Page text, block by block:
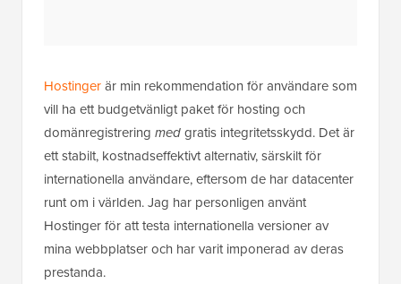
Hostingerär min rekommendation för användare som
vill ha ett budgetvänligt paket för hosting och
domänregistrering medgratis integritetsskydd. Det är
ett stabilt, kostnadseffektivt alternativ, särskilt för
internationella användare, eftersom de har datacenter
runt om i världen. Jag har personligen använt
Hostinger för att testa internationella versioner av
mina webbplatser och har varit imponerad av deras
prestanda.